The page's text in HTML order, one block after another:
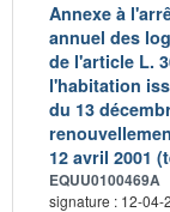
Annexe à
annuel des
de l'article L.
l'habitation
du 13
12 avril 2001
EQUU0100469A
signature : 12-04-